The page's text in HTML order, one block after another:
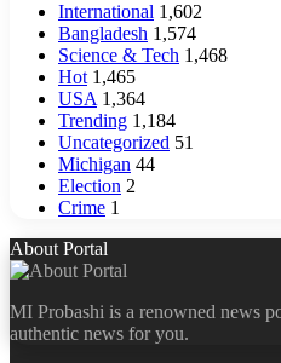
International 1,602
Bangladesh 1,574
Science & Tech 1,468
Hot 1,465
USA 1,364
Trending 1,184
Uncategorized 51
Michigan 44
Election 2
Crime 1
About Portal
MI Probashi is a renowned news
authentic news for you.